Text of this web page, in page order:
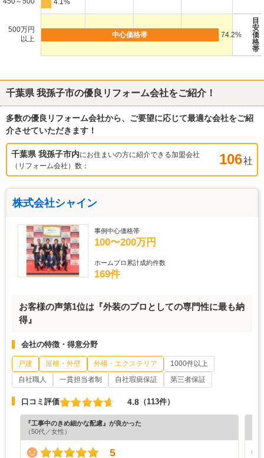
500万円
以上
74.2%
目
安
価
格
帯
千葉県 我孫子市の優良リフォーム会社をご紹介！
多数の優良リフォーム会社から、ご要望に応じて最適な会社をご紹
介させていただきます！
千葉県 我孫子市内にお住まいの方に紹介できる加盟会社
（リフォーム会社）数：
106社
株式会社シャイン
事例中心価格帯
100〜200万円
ホームプロ累計成約件数
169件
お客様の声第1位は『外装のプロとしての専門性に最も納
得』
会社の特徴・得意分野
戸建 屋根・外壁 外構・エクステリア
1000件以上
自社職人
一貫担当者制 自社瑕疵保証 第三者保証
口コミ評価 4.8 （113件）
『工事中のきめ細かな配慮』が良かった
（50代／女性）
5